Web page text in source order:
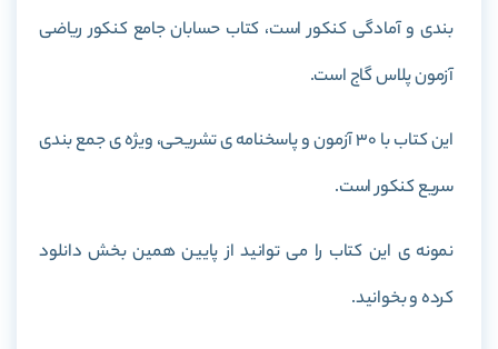
بندی و آمادگی کنکور است، کتاب حسابان جامع کنکور ریاضی
آزمون پلاس گاجاست.
این کتاب با 30 آزمون و پاسخنامه ی تشریحی، ویژه ی جمع بندی
سریع کنکور است.
نمونه ی این کتاب را می توانید از پایین همین بخش دانلود
کرده و بخوانید.